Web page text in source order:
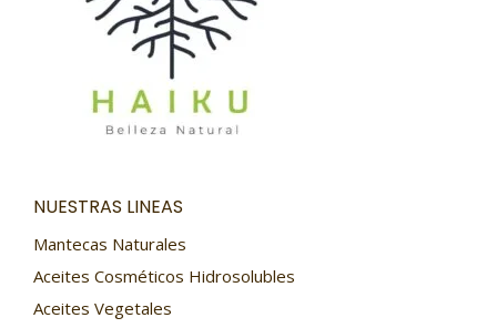
NUESTRAS LINEAS
Mantecas Naturales
Aceites Cosméticos Hidrosolubles
Aceites Vegetales